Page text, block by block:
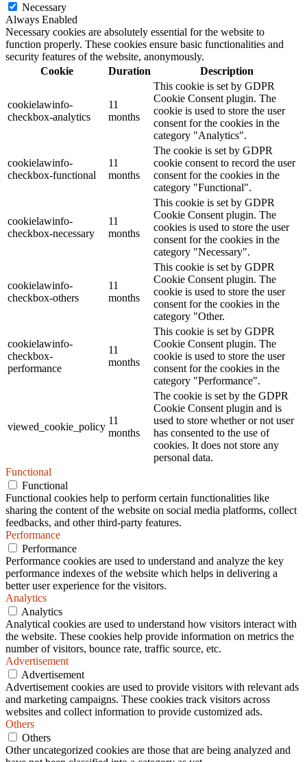
Necessary
Always Enabled
Necessary cookies are absolutely essential for the website to
function properly. These cookies ensure basic functionalities and
security features of the website, anonymously.
Cookie
Duration Description
cookielawinfo-
checkbox-analytics
11
months
This cookie is set by GDPR
Cookie Consent plugin. The
cookie is used to store the user
consent for the cookies in the
category "Analytics".
cookielawinfo-
checkbox-functional
11
months
The cookie is set by GDPR
cookie consent to record the user
consent for the cookies in the
category "Functional".
cookielawinfo-
checkbox-necessary
11
months
This cookie is set by GDPR
Cookie Consent plugin. The
cookies is used to store the user
consent for the cookies in the
category "Necessary".
cookielawinfo-
checkbox-others
11
months
This cookie is set by GDPR
Cookie Consent plugin. The
cookie is used to store the user
consent for the cookies in the
category "Other.
cookielawinfo-
checkbox-
performance
11
months
This cookie is set by GDPR
Cookie Consent plugin. The
cookie is used to store the user
consent for the cookies in the
category "Performance".
viewed_cookie_policy
11
months
The cookie is set by the GDPR
Cookie Consent plugin and is
used to store whether or not user
has consented to the use of
cookies. It does not store any
personal data.
Functional
Functional
Functional cookies help to perform certain functionalities like
sharing the content of the website on social media platforms, collect
feedbacks, and other third-party features.
Performance
Performance
Performance cookies are used to understand and analyze the key
performance indexes of the website which helps in delivering a
better user experience for the visitors.
Analytics
Analytics
Analytical cookies are used to understand how visitors interact with
the website. These cookies help provide information on metrics the
number of visitors, bounce rate, traffic source, etc.
Advertisement
Advertisement
Advertisement cookies are used to provide visitors with relevant ads
and marketing campaigns. These cookies track visitors across
websites and collect information to provide customized ads.
Others
Others
Other uncategorized cookies are those that are being analyzed and